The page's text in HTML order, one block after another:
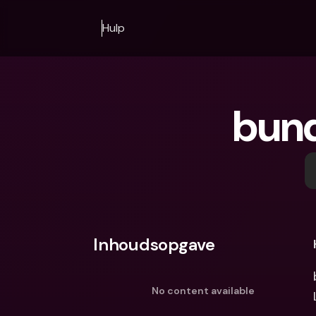
Hulp
Inhoudsopgave
No content available